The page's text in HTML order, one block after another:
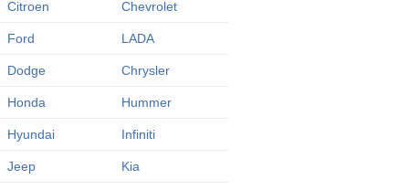
Citroen Chevrolet
Ford LADA
Dodge Chrysler
Honda Hummer
Hyundai Infiniti
Jeep Kia